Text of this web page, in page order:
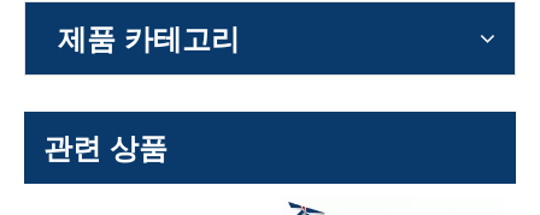
제품 카테고리
관련 상품